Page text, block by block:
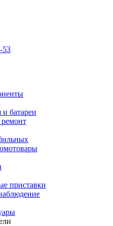
53
батареи
приставки